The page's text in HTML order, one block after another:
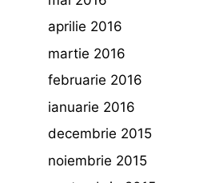
aprilie 2016
martie 2016
februarie 2016
ianuarie 2016
decembrie 2015
noiembrie 2015